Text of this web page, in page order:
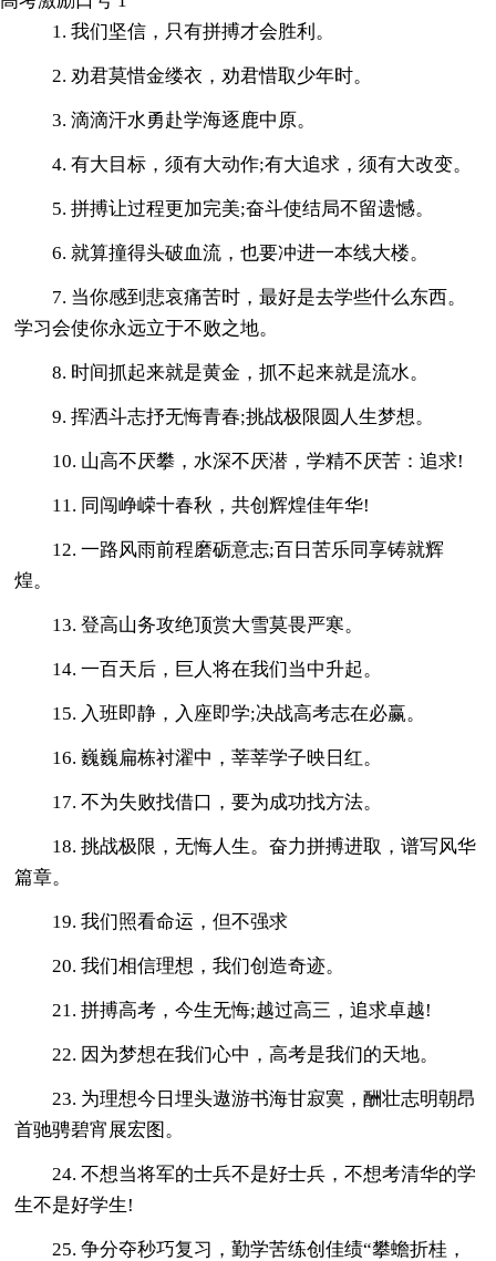
1. 我们坚信，只有拼搏才会胜利。
2. 劝君莫惜金缕衣，劝君惜取少年时。
3. 滴滴汗水勇赴学海逐鹿中原。
4. 有大目标，须有大动作;有大追求，须有大改变。
5. 拼搏让过程更加完美;奋斗使结局不留遗憾。
6. 就算撞得头破血流，也要冲进一本线大楼。
7. 当你感到悲哀痛苦时，最好是去学些什么东西。
学习会使你永远立于不败之地。
8. 时间抓起来就是黄金，抓不起来就是流水。
9. 挥洒斗志抒无悔青春;挑战极限圆人生梦想。
10. 山高不厌攀，水深不厌潜，学精不厌苦：追求!
11. 同闯峥嵘十春秋，共创辉煌佳年华!
12. 一路风雨前程磨砺意志;百日苦乐同享铸就辉
煌。
13. 登高山务攻绝顶赏大雪莫畏严寒。
14. 一百天后，巨人将在我们当中升起。
15. 入班即静，入座即学;决战高考志在必赢。
16. 巍巍扁栋衬濯中，莘莘学子映日红。
17. 不为失败找借口，要为成功找方法。
18. 挑战极限，无悔人生。奋力拼搏进取，谱写风华
篇章。
19. 我们照看命运，但不强求
20. 我们相信理想，我们创造奇迹。
21. 拼搏高考，今生无悔;越过高三，追求卓越!
22. 因为梦想在我们心中，高考是我们的天地。
23. 为理想今日埋头遨游书海甘寂寞，酬壮志明朝昂
首驰骋碧宵展宏图。
24. 不想当将军的士兵不是好士兵，不想考清华的学
生不是好学生!
25. 争分夺秒巧复习，勤学苦练创佳绩“攀蟾折桂，